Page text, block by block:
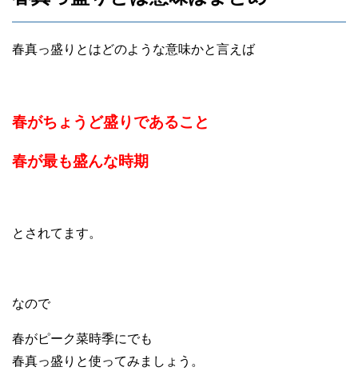
春真っ盛りとはどのような意味かと言えば
春がちょうど盛りであること
春が最も盛んな時期
とされてます。
なので
春がピーク菜時季にでも
春真っ盛りと使ってみましょう。